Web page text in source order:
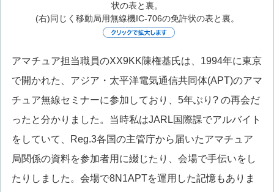
状の表と裏。
(右)同じく移動局用無線機IC-706の免許状の表と裏。
アマチュア担当職員のXX9KK陳権基氏は、1994年に東京
で開かれた、アジア・太平洋電気通信共同体(APT)のアマ
チュア無線セミナーに参加しており、5年ぶり? の再会だ
ったと分かりました。当時私はJARL国際課でアルバイト
をしていて、Reg.3各国の主管庁から届いたアマチュア
局関係の資料を参加者用に綴じたり、会場で手伝いをし
たりしました。会場で8N1APTを運用した記憶もありま